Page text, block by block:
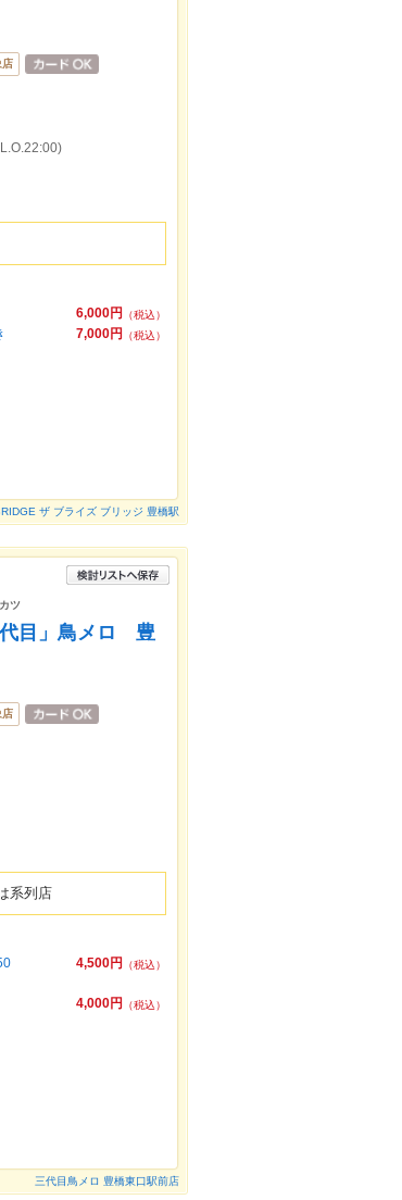
店
6,000円
（税込）
7,000円
（税込）
ザ ブライズ ブリッジ 豊橋駅
ツ
代目」鳥メロ 豊
店
系列店
4,500円
（税込）
4,000円
（税込）
三代目鳥メロ 豊橋東口駅前店